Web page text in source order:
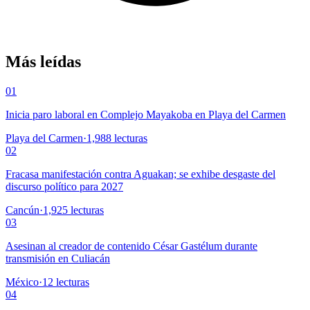
Más leídas
01
Inicia paro laboral en Complejo Mayakoba en Playa del Carmen
Playa del Carmen·1,988 lecturas
02
Fracasa manifestación contra Aguakan; se exhibe desgaste del
discurso político para 2027
Cancún·1,925 lecturas
03
Asesinan al creador de contenido César Gastélum durante
transmisión en Culiacán
México·12 lecturas
04